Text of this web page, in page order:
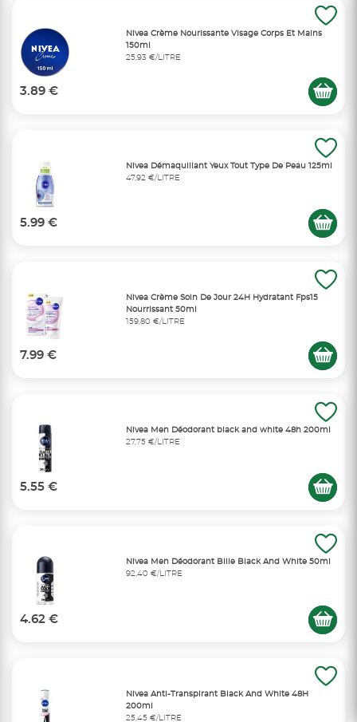
Nivea Crème Nourissante Visage Corps Et Mains
150ml
25,93 €/LITRE
3.89 €
Nivea Démaquillant Yeux Tout Type De Peau 125ml
47,92 €/LITRE
5.99 €
Nivea Crème Soin De Jour 24H Hydratant Fps15
Nourrissant 50ml
159,80 €/LITRE
7.99 €
Nivea Men Déodorant black and white 48h 200ml
27,75 €/LITRE
5.55 €
Nivea Men Déodorant Bille Black And White 50ml
92,40 €/LITRE
4.62 €
Nivea Anti-Transpirant Black And White 48H
200ml
25,45 €/LITRE